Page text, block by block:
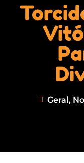
Geral,